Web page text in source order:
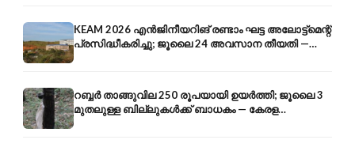
KEAM 2026 എൻജിനീയറിങ് രണ്ടാം ഘട്ട അലോട്ട്മെന്റ്
പ്രസിദ്ധീകരിച്ചു; ജൂലൈ 24 അവസാന തീയതി —
അറിയേണ്ടതെല്ലാം
റബ്ബർ താങ്ങുവില 250 രൂപയായി ഉയർത്തി; ജൂലൈ 3
മുതലുള്ള ബില്ലുകൾക്ക് ബാധകം — കേരള
കർഷകർക്ക് ആശ്വാസം